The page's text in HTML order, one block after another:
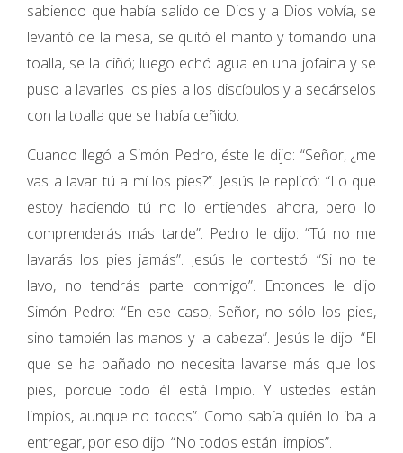
sabiendo que había salido de Dios y a Dios volvía, se
levantó de la mesa, se quitó el manto y tomando una
toalla, se la ciñó; luego echó agua en una jofaina y se
puso a lavarles los pies a los discípulos y a secárselos
con la toalla que se había ceñido.
Cuando llegó a Simón Pedro, éste le dijo: “Señor, ¿me
vas a lavar tú a mí los pies?”. Jesús le replicó: “Lo que
estoy haciendo tú no lo entiendes ahora, pero lo
comprenderás más tarde”. Pedro le dijo: “Tú no me
lavarás los pies jamás”. Jesús le contestó: “Si no te
lavo, no tendrás parte conmigo”. Entonces le dijo
Simón Pedro: “En ese caso, Señor, no sólo los pies,
sino también las manos y la cabeza”. Jesús le dijo: “El
que se ha bañado no necesita lavarse más que los
pies, porque todo él está limpio. Y ustedes están
limpios, aunque no todos”. Como sabía quién lo iba a
entregar, por eso dijo: “No todos están limpios”.